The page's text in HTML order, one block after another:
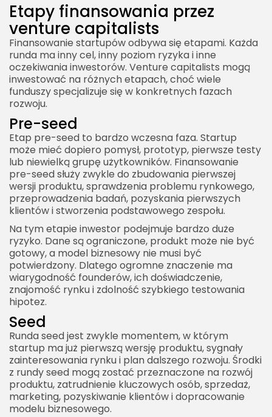
Etapy finansowania przez
venture capitalists
Finansowanie startupów odbywa się etapami. Każda
runda ma inny cel, inny poziom ryzyka i inne
oczekiwania inwestorów. Venture capitalists mogą
inwestować na różnych etapach, choć wiele
funduszy specjalizuje się w konkretnych fazach
rozwoju.
Pre-seed
Etap pre-seed to bardzo wczesna faza. Startup
może mieć dopiero pomysł, prototyp, pierwsze testy
lub niewielką grupę użytkowników. Finansowanie
pre-seed służy zwykle do zbudowania pierwszej
wersji produktu, sprawdzenia problemu rynkowego,
przeprowadzenia badań, pozyskania pierwszych
klientów i stworzenia podstawowego zespołu.
Na tym etapie inwestor podejmuje bardzo duże
ryzyko. Dane są ograniczone, produkt może nie być
gotowy, a model biznesowy nie musi być
potwierdzony. Dlatego ogromne znaczenie ma
wiarygodność founderów, ich doświadczenie,
znajomość rynku i zdolność szybkiego testowania
hipotez.
Seed
Runda seed jest zwykle momentem, w którym
startup ma już pierwszą wersję produktu, sygnały
zainteresowania rynku i plan dalszego rozwoju. Środki
z rundy seed mogą zostać przeznaczone na rozwój
produktu, zatrudnienie kluczowych osób, sprzedaż,
marketing, pozyskiwanie klientów i dopracowanie
modelu biznesowego.